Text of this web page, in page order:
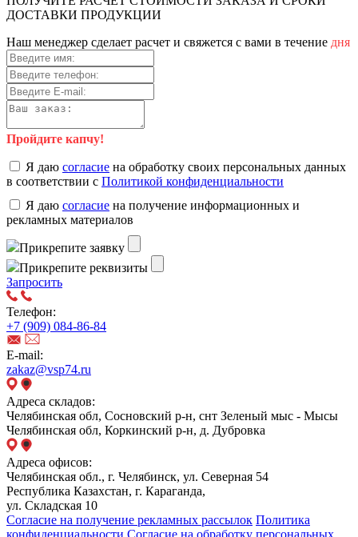
ДОСТАВКИ ПРОДУКЦИИ
Наш менеджер сделает расчет и свяжется с вами в течение дня
Пройдите капчу!
Я даю согласие на обработку своих персональных данных
в соответствии с Политикой конфиденциальности
Я даю согласие на получение информационных и
рекламных материалов
Прикрепите заявку
Прикрепите реквизиты
Запросить
Телефон:
+7 (909) 084-86-84
E-mail:
zakaz@vsp74.ru
Адреса складов:
Челябинская обл, Сосновский р-н, снт Зеленый мыс - Мысы
Челябинская обл, Коркинский р-н, д. Дубровка
Адреса офисов:
Челябинская обл., г. Челябинск, ул. Северная 54
Республика Казахстан, г. Караганда,
ул. Складская 10
Согласие на получение рекламных рассылок Политика
конфиденциальности Согласие на обработку персональных